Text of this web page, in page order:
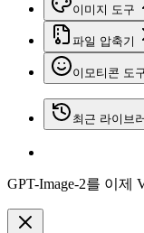
이미지 도구
파일 압축기
이모티콘 도
최근 라이브
GPT-Image-2를 이제